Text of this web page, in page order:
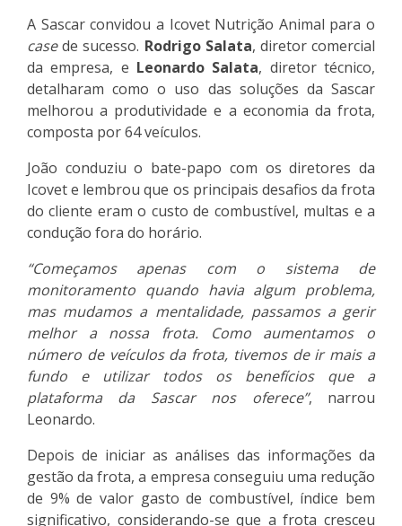
A Sascar convidou a Icovet Nutrição Animal para o
casede sucesso. Rodrigo Salata, diretor comercial
da empresa, e Leonardo Salata, diretor técnico,
detalharam como o uso das soluções da Sascar
melhorou a produtividade e a economia da frota,
composta por 64 veículos.
João conduziu o bate-papo com os diretores da
Icovet e lembrou que os principais desafios da frota
do cliente eram o custo de combustível, multas e a
condução fora do horário.
“Começamos apenas com o sistema de
monitoramento quando havia algum problema,
mas mudamos a mentalidade, passamos a gerir
melhor a nossa frota. Como aumentamos o
número de veículos da frota, tivemos de ir mais a
fundo e utilizar todos os benefícios que a
plataforma da Sascar nos oferece”, narrou
Leonardo.
Depois de iniciar as análises das informações da
gestão da frota, a empresa conseguiu uma redução
de 9% de valor gasto de combustível, índice bem
significativo, considerando-se que a frota cresceu